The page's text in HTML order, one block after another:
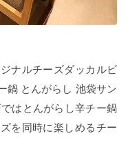
ナルチーズダッカルビ
鍋 とんがらし 池袋サン
はとんがらし辛チー鍋
を同時に楽しめるチー